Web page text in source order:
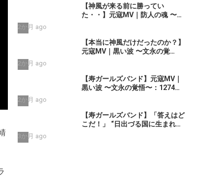
By 寿STUDIO Part 2
【神風が来る前に勝ってい
た・・】元寇MV｜防人の魂 〜弘
2か月 ago
【本当に神風だけだったのか？】
元寇MV｜黒い波 〜文永の覚
覚悟 (AIショート動画）Part 1
by 寿ガールズバンド
2か月 ago
【寿ガールズバンド】元寇MV｜
黒い波 〜文永の覚悟〜：1274年
画）Part 1 by 寿STDIO
2か月 ago
【寿ガールズバンド】「答えはど
こだ！」 “日出づる国に生まれ
3か月 ago